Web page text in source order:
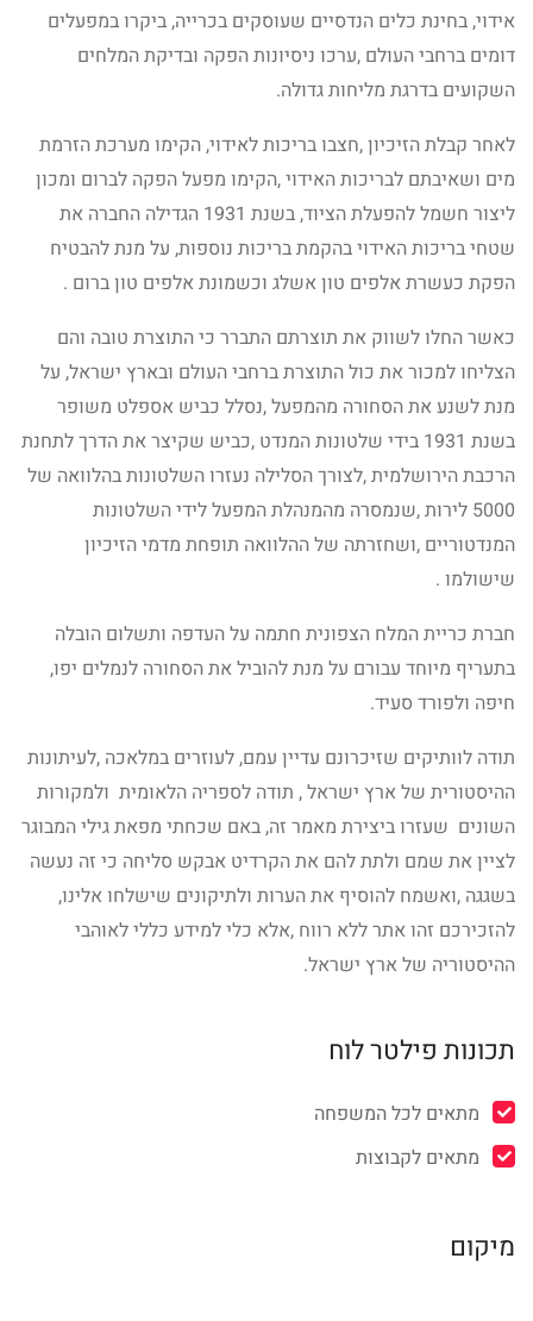
אידוי, בחינת כלים הנדסיים שעוסקים בכרייה, ביקרו במפעלים
דומים ברחבי העולם ,ערכו ניסיונות הפקה ובדיקת המלחים
השקועים בדרגת מליחות גדולה.
לאחר קבלת הזיכיון ,חצבו בריכות לאידוי, הקימו מערכת הזרמת
מים ושאיבתם לבריכות האידוי ,הקימו מפעל הפקה לברום ומכון
ליצור חשמל להפעלת הציוד, בשנת 1931 הגדילה החברה את
שטחי בריכות האידוי בהקמת בריכות נוספות, על מנת להבטיח
הפקת כעשרת אלפים טון אשלג וכשמונת אלפים טון ברום .
כאשר החלו לשווק את תוצרתם התברר כי התוצרת טובה והם
הצליחו למכור את כול התוצרת ברחבי העולם ובארץ ישראל, על
מנת לשנע את הסחורה מהמפעל ,נסלל כביש אספלט משופר
בשנת 1931 בידי שלטונות המנדט ,כביש שקיצר את הדרך לתחנת
הרכבת הירושלמית ,לצורך הסלילה נעזרו השלטונות בהלוואה של
5000 לירות ,שנמסרה מהמנהלת המפעל לידי השלטונות
המנדטוריים ,ושחזרתה של ההלוואה תופחת מדמי הזיכיון
שישולמו .
חברת כריית המלח הצפונית חתמה על העדפה ותשלום הובלה
בתעריף מיוחד עבורם על מנת להוביל את הסחורה לנמלים יפו,
חיפה ולפורד סעיד.
תודה לוותיקים שזיכרונם עדיין עמם, לעוזרים במלאכה ,לעיתונות
ההיסטורית של ארץ ישראל , תודה לספריה הלאומית ולמקורות
השונים שעזרו ביצירת מאמר זה, באם שכחתי מפאת גילי המבוגר
לציין את שמם ולתת להם את הקרדיט אבקש סליחה כי זה נעשה
בשגגה ,ואשמח להוסיף את הערות ולתיקונים שישלחו אלינו,
להזכירכם זהו אתר ללא רווח ,אלא כלי למידע כללי לאוהבי
ההיסטוריה של ארץ ישראל.
תכונות פילטר לוח
מתאים לכל המשפחה
מתאים לקבוצות
מיקום